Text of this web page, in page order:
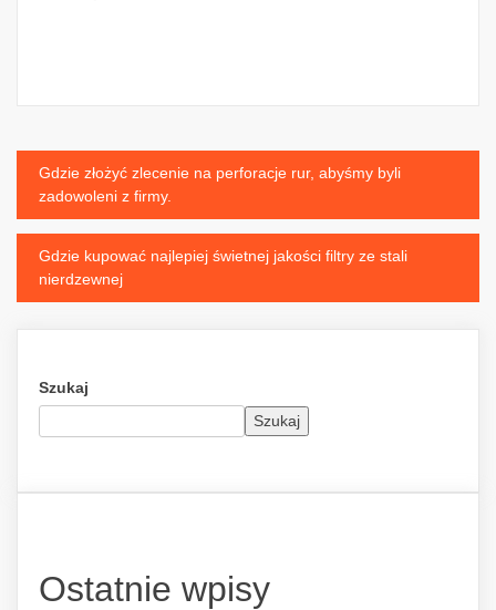
Nawigacja
wpisu
Gdzie złożyć zlecenie na perforacje rur, abyśmy byli
zadowoleni z firmy.
Gdzie kupować najlepiej świetnej jakości filtry ze stali
nierdzewnej
Szukaj
Szukaj
Ostatnie wpisy